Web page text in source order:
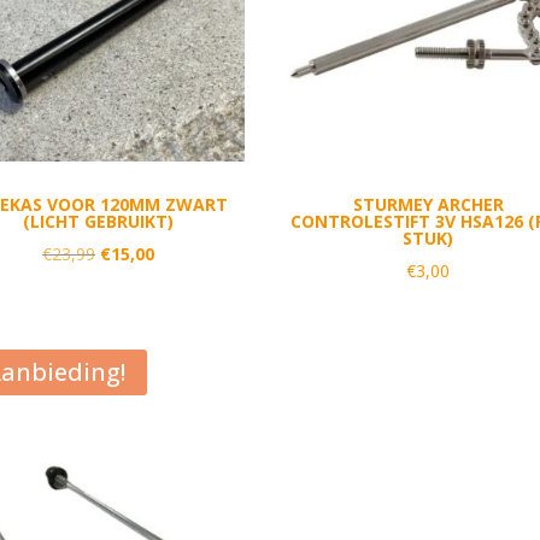
VOOR 120MM ZWART
(LICHT GEBRUIKT)
€23,99 Oorspronkelijke
€23,99.
€15,00Huidige
STURMEY ARCHER
CONTROLESTIFT 3V HSA126
STUK)
€3,00